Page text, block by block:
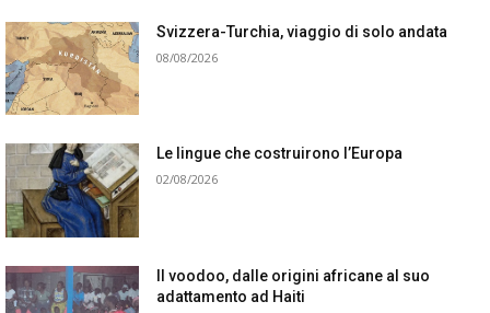
Svizzera-Turchia, viaggio di solo andata
08/08/2026
Le lingue che costruirono l’Europa
02/08/2026
Il voodoo, dalle origini africane al suo
adattamento ad Haiti